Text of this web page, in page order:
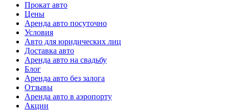
Прокат авто
Цены
Аренда авто посуточно
Условия
Авто для юридических лиц
Доставка авто
Аренда авто на свадьбу
Блог
Аренда авто без залога
Отзывы
Аренда авто в аэропорту
Акции